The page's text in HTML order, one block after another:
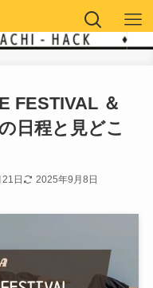
FESTIVAL ＆
日程と見どこ
日 2025年9月8日